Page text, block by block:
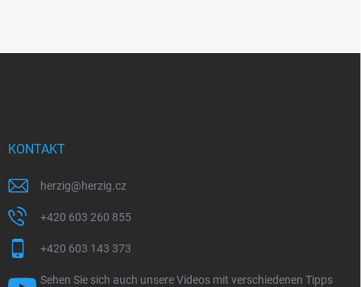
KONTAKT
herzig@herzig.cz
+420 603 260 855
+420 603 143 373
Sehen Sie sich auch unsere Videos mit verschiedenen Tipps